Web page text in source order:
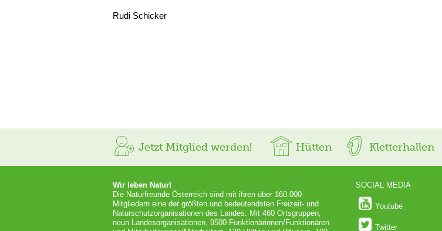
Rudi Schicker
Jetzt Mitglied werden! Hütten Kletterhallen
Wir leben Natur!
Die Naturfreunde Österreich sind mit ihren über 160.000
Mitgliedern eine der größten und bedeutendsten Freizeit- und
Naturschutzorganisationen des Landes. Mit 460 Ortsgruppen,
neun Landesorganisationen, 9500 Funktionärinnen/Funktionären
SOCIAL MEDIA
Youtube
Twitter